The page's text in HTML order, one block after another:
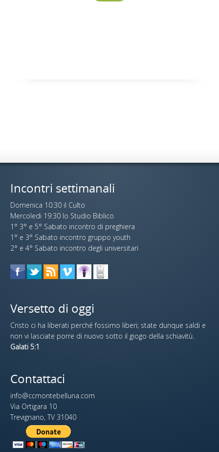
Incontri settimanali
Domenica 10:30 il Culto
Mercoledi 19:30 lo Studio Biblico
1° 3° e 5° Sabato incontro di preghiera
1° e 3° Sabato incontro gruppo youth
2° e 4° Sabato incontro degli universitari
Versetto di oggi
Cristo ci ha liberati perché fossimo liberi; state dunque saldi e
non vi lasciate porre di nuovo sotto il giogo della schiavitù.
Galati 5:1
Contattaci
info@ccmontebelluna.com
Via Ortigara 10
Trevignano, TV 31040